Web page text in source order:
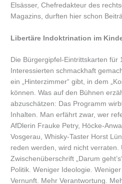
Elsässer, Chefredakteur des
Magazins, durften hier schon
Libertäre Indoktrination im
Die Bürgergipfel-Eintrittskarten für
Interessierten schmackhaft
ein „Hinterzimmer“ gibt, in dem
können. Was auf den Bühnen
abzuschätzen: Das Programm
Inhalten. Man erfährt zwar, wer
AfDlerin Frauke Petry, Höcke-
Vosgerau, Whisky-Taster Horst
reden werden, wird nicht verraten.
Zwischenüberschrift „Darum
Politik. Weniger Ideologie.
Vernunft. Mehr Verantwortung.